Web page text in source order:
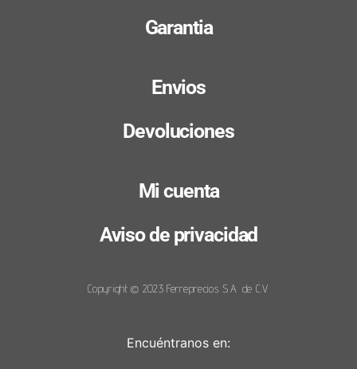
Garantia
Envios
Devoluciones
Mi cuenta
Aviso de privacidad
Copyright © 2023 Ferreprecios S.A. de C.V.
Encuéntranos en: